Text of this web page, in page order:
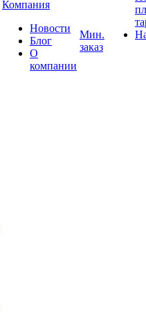
Компания
Новости
Блог
О
компании
Мин.
заказ